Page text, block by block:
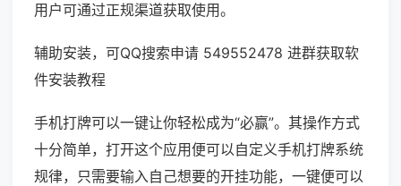
用户可通过正规渠道获取使用。
辅助安装，可QQ搜索申请 549552478 进群获取软
件安装教程
手机打牌可以一键让你轻松成为“必赢”。其操作方式
十分简单，打开这个应用便可以自定义手机打牌系统
规律，只需要输入自己想要的开挂功能，一键便可以